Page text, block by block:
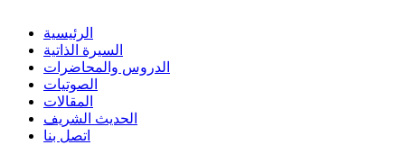
الرئيسية
السيرة الذاتية
الدروس والمحاضرات
الصوتيات
المقالات
الحديث الشريف
اتصل بنا